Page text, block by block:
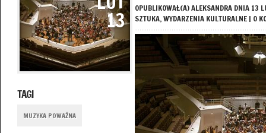
13
TAGI
MUZYKA POWAŻNA
OPUBLIKOWAŁ(A)ALEKSANDRADNIA 13
SZTUKA,WYDARZENIA KULTURALNE| 0